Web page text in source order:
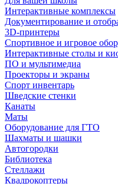
Интерактивные комплексы
Документирование и
3D-принтеры
Спортивное и игровое
Интерактивные столы и
ПО и мультимедиа
Проекторы и экраны
Спорт инвентарь
Шведские стенки
Канаты
Маты
Оборудование для ГТО
Шахматы и шашки
Автогородки
Библиотека
Стеллажи
Квадрокоптеры